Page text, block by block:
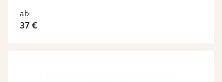
ab
37 €